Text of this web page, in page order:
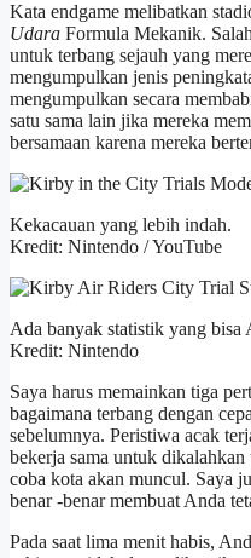
Kata endgame melibatkan
Udara Formula Mekanik.
untuk terbang sejauh yang
mengumpulkan jenis
mengumpulkan secara
satu sama lain jika mereka
bersamaan karena mereka
Kekacauan yang lebih indah.
Kredit: Nintendo / YouTube
Ada banyak statistik yang bisa
Kredit: Nintendo
Saya harus memainkan tiga
bagaimana terbang dengan
sebelumnya. Peristiwa acak
bekerja sama untuk
coba kota akan muncul. Saya
benar -benar membuat Anda
Pada saat lima menit habis,